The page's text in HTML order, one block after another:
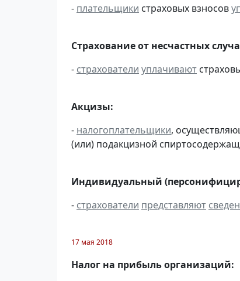
- плательщики страховых взносов
Страхование от несчастных
- страхователи уплачивают
Акцизы:
- налогоплательщики,
(или) подакцизной
Индивидуальный
- страхователи представляют
17 мая 2018
Налог на прибыль организаций: